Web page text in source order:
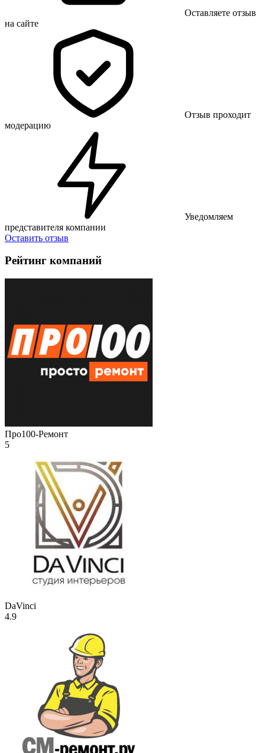
Оставляете отзыв
на сайте
Отзыв проходит
модерацию
Уведомляем
представителя компании
Оставить отзыв
Рейтинг компаний
Про100-Ремонт
5
DaVinci
4.9